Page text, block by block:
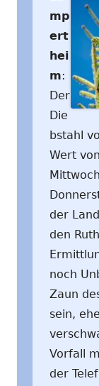
mp
ert
hei
m:
Der
Die
bstahl
Wert
der
den
noch
Zaun
sein,
Vorfall
der